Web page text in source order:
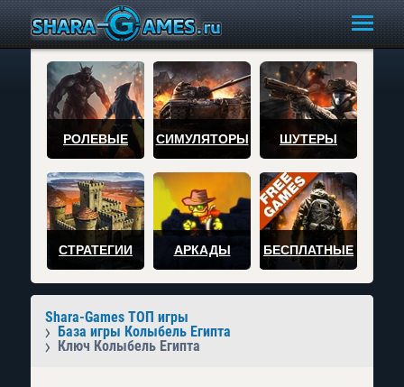
РОЛЕВЫЕ СИМУЛЯТОРЫ ШУТЕРЫ
СТРАТЕГИИ АРКАДЫ БЕСПЛАТНЫЕ
Shara-Games ТОП игры
База игры Колыбель Египта
Ключ Колыбель Египта